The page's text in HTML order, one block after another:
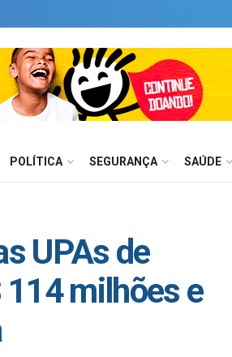
POLÍTICA SEGURANÇA SAÚDE
UPAs de
114 milhões e